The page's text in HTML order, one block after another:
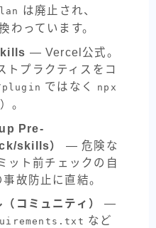
は廃止され、
わっています。
— Vercel公式。
プラクティスをコ
ではなく
npx
。
Pre-
skills）
— 危険な
ット前チェックの自
故防止に直結。
コミュニティ）
—
など